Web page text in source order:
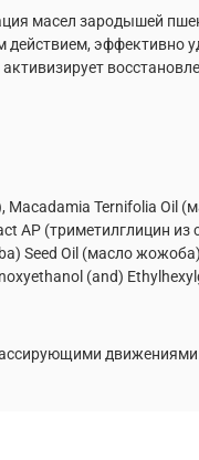
масел зародышей
эффективно
Ternifolia Oil
AP (триметилглицин
Seed Oil (масло
(and)